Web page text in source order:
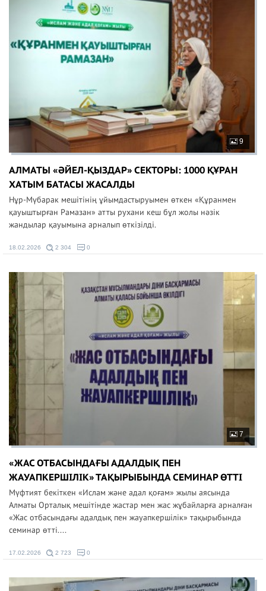
9
АЛМАТЫ «ӘЙЕЛ-ҚЫЗДАР» СЕКТОРЫ: 1000 ҚҰРАН
ХАТЫМ БАТАСЫ ЖАСАЛДЫ
Нұр-Мүбарак мешітінің ұйымдастыруымен өткен «Құранмен
қауыштырған Рамазан» атты рухани кеш бұл жолы нәзік
жандылар қауымына арналып өткізілді.
18.02.2026 2 304 0
7
«ЖАС ОТБАСЫНДАҒЫ АДАЛДЫҚ ПЕН
ЖАУАПКЕРШІЛІК» ТАҚЫРЫБЫНДА СЕМИНАР ӨТТІ
Мүфтият бекіткен «Ислам және адал қоғам» жылы аясында
Алматы Орталық мешітінде жастар мен жас жұбайларға арналған
«Жас отбасындағы адалдық пен жауапкершілік» тақырыбында
семинар өтті....
17.02.2026 2 723 0